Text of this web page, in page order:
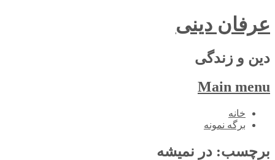
عرفان دینی
دین و زندگی
Main menu
Skip
خانه
برگه نمونه
برچسب: در نمیشه